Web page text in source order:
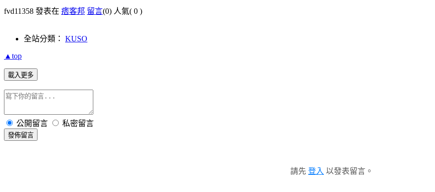
fvd11358 發表在 痞客邦 留言(0) 人氣( 0 )
全站分類： KUSO
▲top
載入更多
公開留言 私密留言
發佈留言
請先 登入 以發表留言。